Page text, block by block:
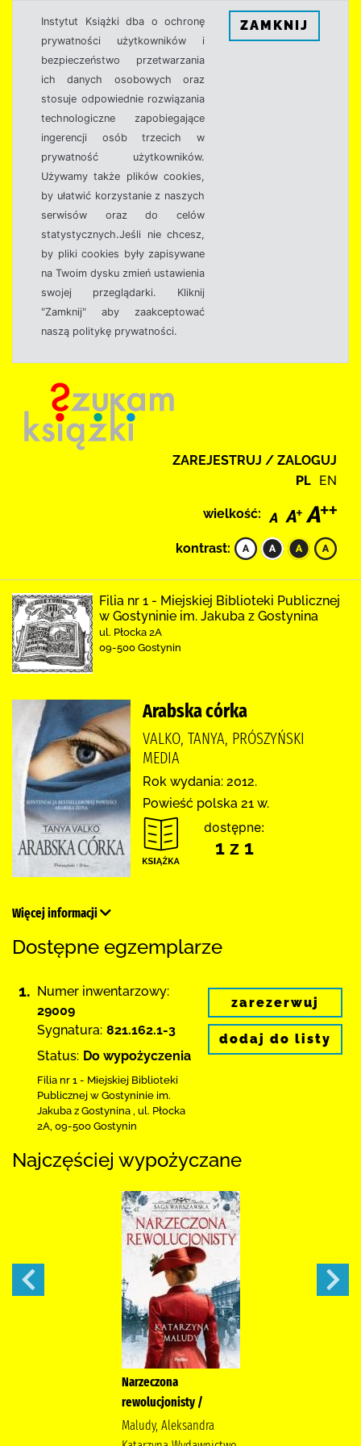
Instytut Książki dba o ochronę
prywatności użytkowników i
bezpieczeństwo przetwarzania
ich danych osobowych oraz
stosuje odpowiednie rozwiązania
technologiczne zapobiegające
ingerencji osób trzecich w
prywatność użytkowników.
Używamy także plików cookies,
by ułatwić korzystanie z naszych
serwisów oraz do celów
statystycznych.Jeśli nie chcesz,
by pliki cookies były zapisywane
na Twoim dysku zmień ustawienia
swojej przeglądarki. Kliknij
"Zamknij" aby zaakceptować
naszą politykę prywatności.
ZAMKNIJ
ZAREJESTRUJ / ZALOGUJ
PL EN
wielkość:
kontrast:
Filia nr 1 - Miejskiej Biblioteki Publicznej
w Gostyninie im. Jakuba z Gostynina
ul. Płocka 2A
09-500 Gostynin
Arabska córka
VALKO, TANYA, PRÓSZYŃSKI
MEDIA
Rok wydania: 2012.
Powieść polska 21 w.
dostępne:
1 z 1
Więcej informacji
Dostępne egzemplarze
1. Numer inwentarzowy:
29009
Sygnatura: 821.162.1-3
Status: Do wypożyczenia
Filia nr 1 - Miejskiej Biblioteki
Publicznej w Gostyninie im.
Jakuba z Gostynina ul. Płocka
2A 09-500 Gostynin
zarezerwuj
dodaj do listy
Najczęściej wypożyczane
Narzeczona
rewolucjonisty /
Maludy, Aleksandra